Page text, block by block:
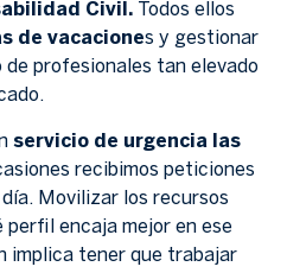
Civil. Todos ellos
de vacaciones y gestionar
de profesionales tan elevado
servicio de urgencia las
recibimos peticiones
Movilizar los recursos
perfil encaja mejor en ese
implica tener que trabajar